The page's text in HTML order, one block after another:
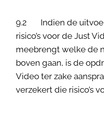
9.2 Indien de
risico’s voor de Just
meebrengt welke de
boven gaan, is de
Video ter zake
verzekert die risico’s